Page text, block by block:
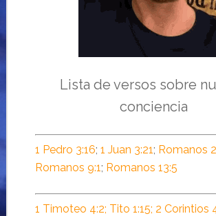
Lista de versos sobre
conciencia
1 Pedro 3:16; 1 Juan 3:21; Romanos
Romanos 9:1; Romanos 13:5
1 Timoteo 4:2; Tito 1:15; 2 Corintios